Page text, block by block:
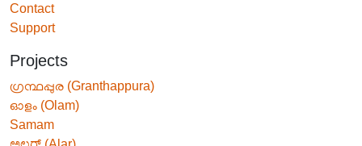
Contact
Support
Projects
ഗ്രന്ഥപ്പുര (Granthappura)
ഓളം (Olam)
Samam